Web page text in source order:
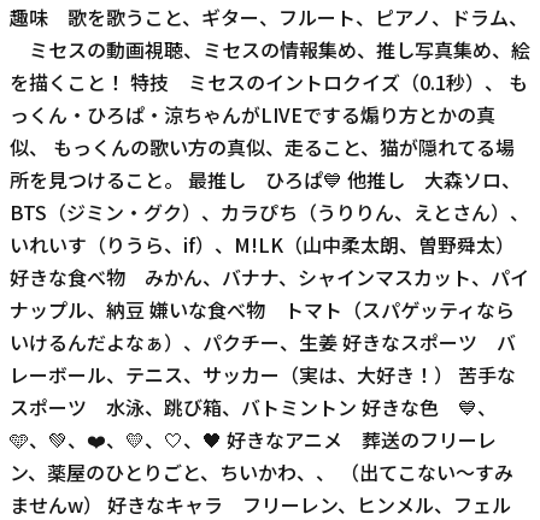
趣味 歌を歌うこと、ギター、フルート、ピアノ、ドラム、
ミセスの動画視聴、ミセスの情報集め、推し写真集め、絵
を描くこと！ 特技 ミセスのイントロクイズ（0.1秒）、 も
っくん・ひろぱ・涼ちゃんがLIVEでする煽り方とかの真
似、 もっくんの歌い方の真似、走ること、猫が隠れてる場
所を見つけること。 最推し ひろぱ💙 他推し 大森ソロ、
BTS（ジミン・グク）、カラぴち（うりりん、えとさん）、
いれいす（りうら、if）、M!LK（山中柔太朗、曽野舜太）
好きな食べ物 みかん、バナナ、シャインマスカット、パイ
ナップル、納豆 嫌いな食べ物 トマト（スパゲッティなら
いけるんだよなぁ）、パクチー、生姜 好きなスポーツ バ
レーボール、テニス、サッカー（実は、大好き！） 苦手な
スポーツ 水泳、跳び箱、バトミントン 好きな色 💙、
🩵、💚、❤️、💛、🤍、🖤 好きなアニメ 葬送のフリーレ
ン、薬屋のひとりごと、ちいかわ、、 （出てこない〜すみ
ませんw） 好きなキャラ フリーレン、ヒンメル、フェル